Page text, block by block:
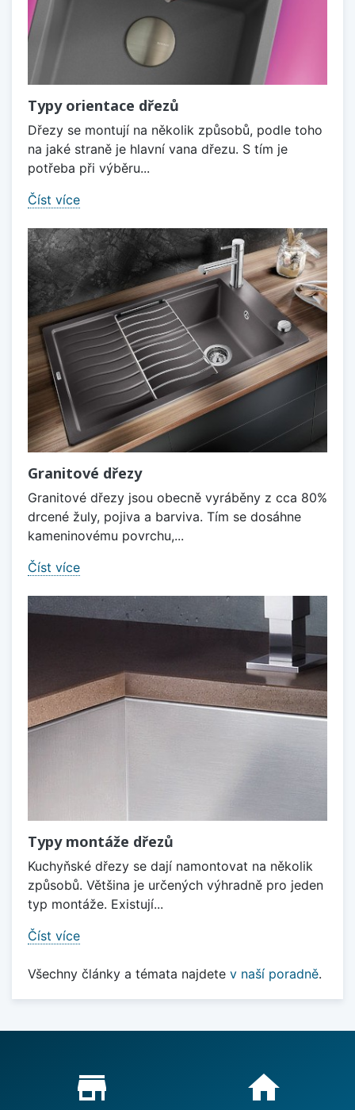
Typy orientace dřezů
Dřezy se montují na několik způsobů, podle toho
na jaké straně je hlavní vana dřezu. S tím je
potřeba při výběru...
Číst více
Granitové dřezy
Granitové dřezy jsou obecně vyráběny z cca 80%
drcené žuly, pojiva a barviva. Tím se dosáhne
kameninovému povrchu,...
Číst více
Typy montáže dřezů
Kuchyňské dřezy se dají namontovat na několik
způsobů. Většina je určených výhradně pro jeden
typ montáže. Existují...
Číst více
Všechny články a témata najdete v naší poradně.
Proč nakupovat u nás?
store_mall_directory home